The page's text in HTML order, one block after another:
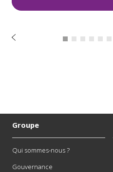
P
r
é
Groupe
Qui sommes-nous ?
Gouvernance